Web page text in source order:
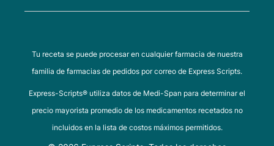
Tu receta se puede procesar en cualquier farmacia de nuestra
familia de farmacias de pedidos por correo de Express Scripts.
Express-Scripts® utiliza datos de Medi-Span para determinar el
precio mayorista promedio de los medicamentos recetados no
incluidos en la lista de costos máximos permitidos.